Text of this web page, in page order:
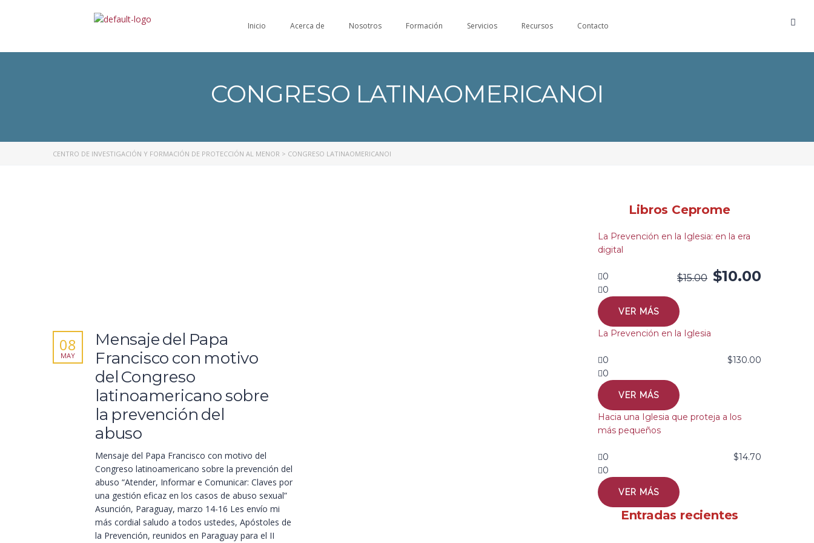
Inicio Acerca de Nosotros Formación Servicios Recursos Contacto
CONGRESO LATINAOMERICANOI
CENTRO DE INVESTIGACIÓN Y FORMACIÓN DE PROTECCIÓN AL MENOR > CONGRESO LATINAOMERICANOI
Mensaje del Papa
Francisco con motivo
del Congreso
latinoamericano sobre
la prevención del
abuso
08
MAY
Mensaje del Papa Francisco con motivo del
Congreso latinoamericano sobre la prevención del
abuso “Atender, Informar e Comunicar: Claves por
una gestión eficaz en los casos de abuso sexual”
Asunción, Paraguay, marzo 14-16 Les envío mi
más cordial saludo a todos ustedes, Apóstoles de
la Prevención, reunidos en Paraguay para el II
Libros Ceprome
La Prevención en la Iglesia: en la era
digital
0
0
$15.00 $10.00
VER MÁS
La Prevención en la Iglesia
0
0
$130.00
VER MÁS
Hacia una Iglesia que proteja a los
más pequeños
0
0
$14.70
VER MÁS
Entradas recientes